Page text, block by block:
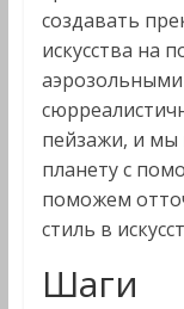
создавать
искусства на
пейзажи, и мы
планету с
поможем
стиль в
Шаги